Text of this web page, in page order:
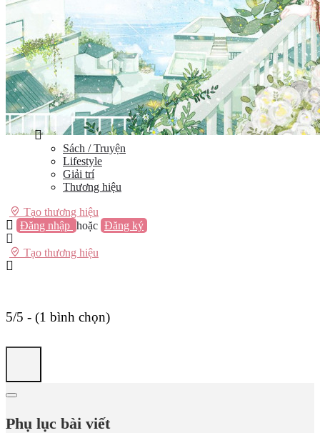
Hải Phòng
Vũng Tàu
Nha Trang
Đà Lạt
Cần Thơ
Quy Nhơn
Thừa Thiên Huế
Khác…
Blog
Sách / Truyện
Lifestyle
Giải trí
Thương hiệu
Tạo thương hiệu
Đăng nhập hoặc Đăng ký
Tạo thương hiệu
5/5 - (1 bình chọn)
Phụ lục bài viết